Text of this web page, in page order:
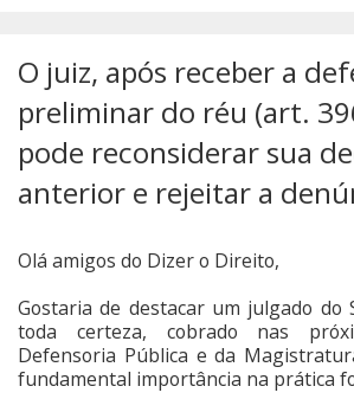
O juiz, após receber a
preliminar do réu (art.
pode reconsiderar sua
anterior e rejeitar a
Olá amigos do Dizer o Direito,
Gostaria de destacar um julgado do
toda certeza, cobrado nas
Defensoria Pública e da
fundamental importância na prática